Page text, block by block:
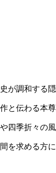
が調和する
と伝わる本
四季折々の
を求める方